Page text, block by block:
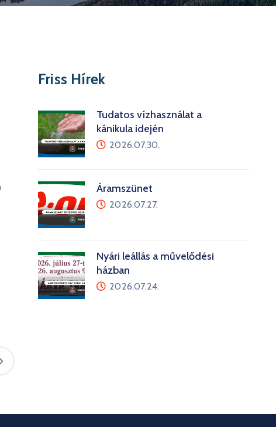
Friss Hírek
Tudatos vízhasználat a
kánikula idején
2026.07.30.
Áramszünet
2026.07.27.
Nyári leállás a művelődési
házban
2026.07.24.